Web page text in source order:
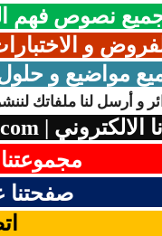
نصوص فهم
و
مواضيع و
و أرسل لنا ملفاتك
الالكتروني |